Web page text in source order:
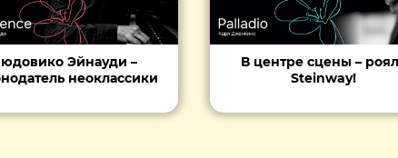
Эйнауди –
неоклассики
В центре сцены –
Steinway!